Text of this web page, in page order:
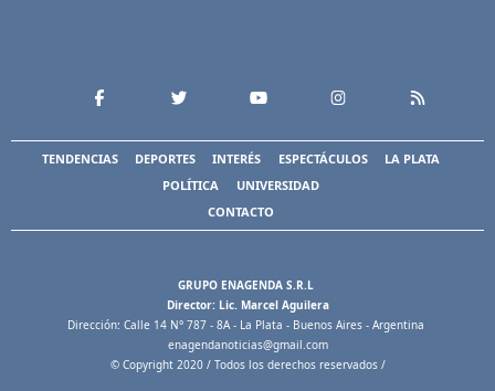
TENDENCIAS DEPORTES INTERÉS ESPECTÁCULOS
LA PLATA
POLÍTICA
UNIVERSIDAD
CONTACTO
GRUPO ENAGENDA S.R.L
Director: Lic. Marcel Aguilera
Dirección: Calle 14 N° 787 - 8A - La Plata - Buenos Aires - Argentina
enagendanoticias@gmail.com
© Copyright 2020 / Todos los derechos reservados /